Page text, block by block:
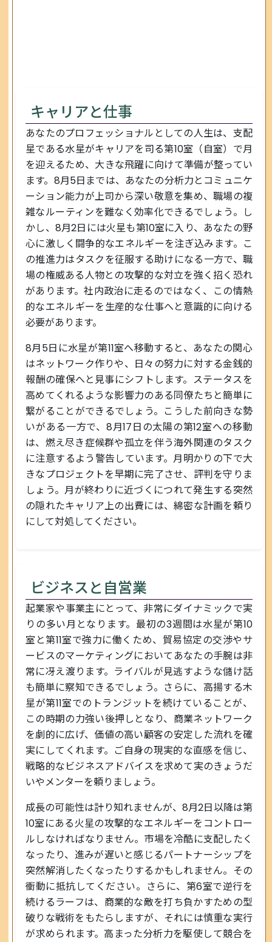
キャリアと仕事
あなたのプロフェッショナルとしての人生は、支配
星である水星がキャリアを司る第10室（自室）で月
を迎えるため、大きな飛躍に向けて準備が整ってい
ます。8月5日までは、あなたの分析力とコミュニケ
ーション能力が上司から深い敬意を集め、職場の複
雑なルーティンを難なく効率化できるでしょう。し
かし、8月2日には火星も第10室に入り、あなたの野
心に激しく闘争的なエネルギーを注ぎ込みます。こ
の推進力はタスクを征服する助けになる一方で、職
場の権威ある人物との攻撃的な対立を強く招く恐れ
があります。社内政治に走るのではなく、この情熱
的なエネルギーを生産的な仕事へと意識的に向ける
必要があります。
8月5日に水星が第11室へ移動すると、あなたの関心
はネットワーク作りや、日々の努力に対する金銭的
報酬の確保へと見事にシフトします。ステータスを
高めてくれるような影響力のある同僚たちと簡単に
繋がることができるでしょう。こうした前向きな勢
いがある一方で、8月17日の太陽の第12室への移動
は、燃え尽き症候群や孤立を伴う海外関連のタスク
に注意するよう警告しています。月明かりの下で大
きなプロジェクトを早期に完了させ、評判を守りま
しょう。月が終わりに近づくにつれて発生する突然
の隠れたキャリア上の出費には、綿密な計画を頼り
にして対処してください。
ビジネスと自営業
起業家や事業主にとって、非常にダイナミックで実
りの多い月となります。最初の3週間は水星が第10
室と第11室で強力に働くため、貿易協定の交渉やサ
ービスのマーケティングにおいてあなたの手腕は非
常に冴え渡ります。ライバルが見逃すような儲け話
も簡単に察知できるでしょう。さらに、高揚する木
星が第11室でのトランジットを続けていることが、
この時期の力強い後押しとなり、商業ネットワーク
を劇的に広げ、価値の高い顧客の安定した流れを確
実にしてくれます。ご自身の現実的な直感を信じ、
戦略的なビジネスアドバイスを求めて実のきょうだ
いやメンターを頼りましょう。
成長の可能性は計り知れませんが、8月2日以降は第
10室にある火星の攻撃的なエネルギーをコントロー
ルしなければなりません。市場を冷酷に支配したく
なったり、進みが遅いと感じるパートナーシップを
突然解消したくなったりするかもしれません。その
衝動に抵抗してください。さらに、第6室で逆行を
続けるラーフは、商業的な敵を打ち負かすための型
破りな戦術をもたらしますが、それには慎重な実行
が求められます。高まった分析力を駆使して競合を